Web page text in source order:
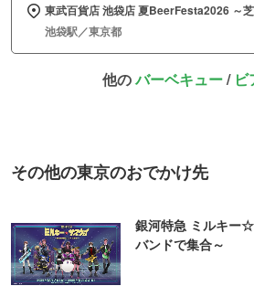
東武百貨店 池袋店 夏BeerFesta2026 ～
池袋駅／東京都
他のバーベキュー/
その他の東京のおでかけ先
銀河特急 ミルキー
バンドで集合～